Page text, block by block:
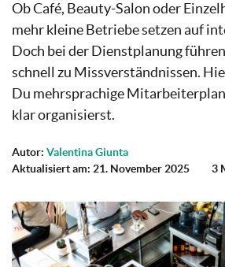
Ob Café, Beauty-Salon oder
mehr kleine Betriebe setzen auf
Doch bei der Dienstplanung
schnell zu Missverständnissen.
Du mehrsprachige
klar organisierst.
Autor: Valentina Giunta
Aktualisiert am: 21. November 2025
3